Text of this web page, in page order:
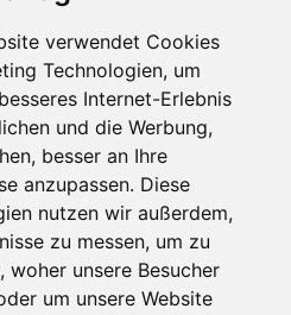
verwendet Cookies
Technologien, um
Internet-Erlebnis
und die Werbung,
besser an Ihre
anzupassen. Diese
nutzen wir außerdem,
zu messen, um zu
woher unsere Besucher
um unsere Website
Business Partners
Investors
Media